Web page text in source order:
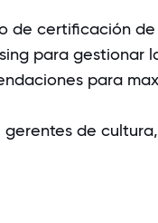
de certificación de
para gestionar
para
gerentes de